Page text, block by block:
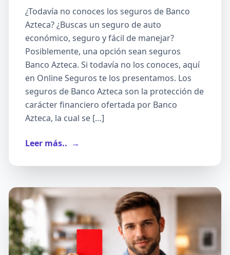
¿Todavía no conoces los seguros de Banco
Azteca? ¿Buscas un seguro de auto
económico, seguro y fácil de manejar?
Posiblemente, una opción sean seguros
Banco Azteca. Si todavía no los conoces, aquí
en Online Seguros te los presentamos. Los
seguros de Banco Azteca son la protección de
carácter financiero ofertada por Banco
Azteca, la cual se […]
Leer más.. →